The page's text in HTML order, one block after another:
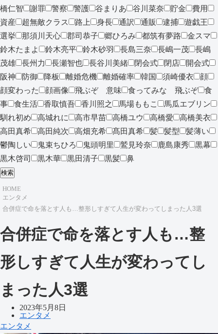
橋仁智
謝罪 警察 警護 谷まりあ 谷川菜奈 貯金
費用
資産
超無敵クラス 路上 身長 通訳 通販 逮捕
遊戯王
選挙
那須川天心 郡司恭子 郷ひろみ 都筑有夢路
金スマ
鈴木たまよ
鈴木亮平 鈴木砂羽 長島三奈 長嶋一茂
長嶋
茂雄
長州力 長瀬智也 長谷川美緒 閉会式 閉店
開会式
阪神
防御 降板 離婚危機 離婚確率 韓国 須崎優衣
顔
顔変わった
顔画像 飛ぶぞ 意味 食ってみな 飛ぶぞ
食
事
食生活 香取慎吾 香川照之 馬場ももこ
馬瓜エブリン
馴れ初め
高城れに 高市早苗 高橋ユウ 高橋愛
高橋美衣
高田真希
高田純次 高畑充希 髙田真希 髪 髪型
髪薄い
鬱陶しい
鬼束ちひろ 鬼頭明里 鷲見玲奈 鹿島康秀
黒幕
黒木啓司
黒木華 黒田清子 黒髪 鼻
検索
HOME
エンタメ
合併症で命を落とす人も…整形しすぎて人生が変わってしまった人3選
合併症で命を落とす人も…整
形しすぎて人生が変わってし
まった人3選
2023年5月8日
エンタメ
エンタメ